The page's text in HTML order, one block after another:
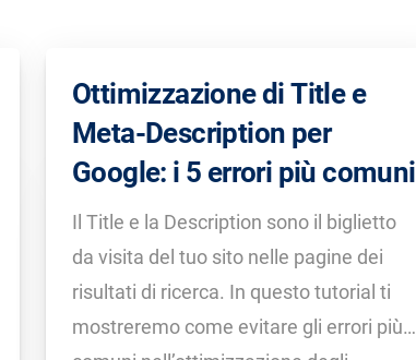
Ottimizzazione di Title e
Meta-Description per
Google: i 5 errori più comuni
Il Title e la Description sono il biglietto
da visita del tuo sito nelle pagine dei
risultati di ricerca. In questo tutorial ti
mostreremo come evitare gli errori più